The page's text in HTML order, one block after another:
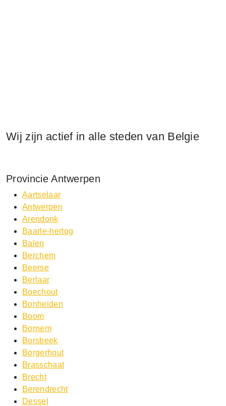
Wij zijn actief in alle steden van Belgie
Provincie Antwerpen
Aartselaar
Antwerpen
Arendonk
Baarle-hertog
Balen
Berchem
Beerse
Berlaar
Boechout
Bonheiden
Boom
Bornem
Borsbeek
Borgerhout
Brasschaat
Brecht
Berendrecht
Dessel